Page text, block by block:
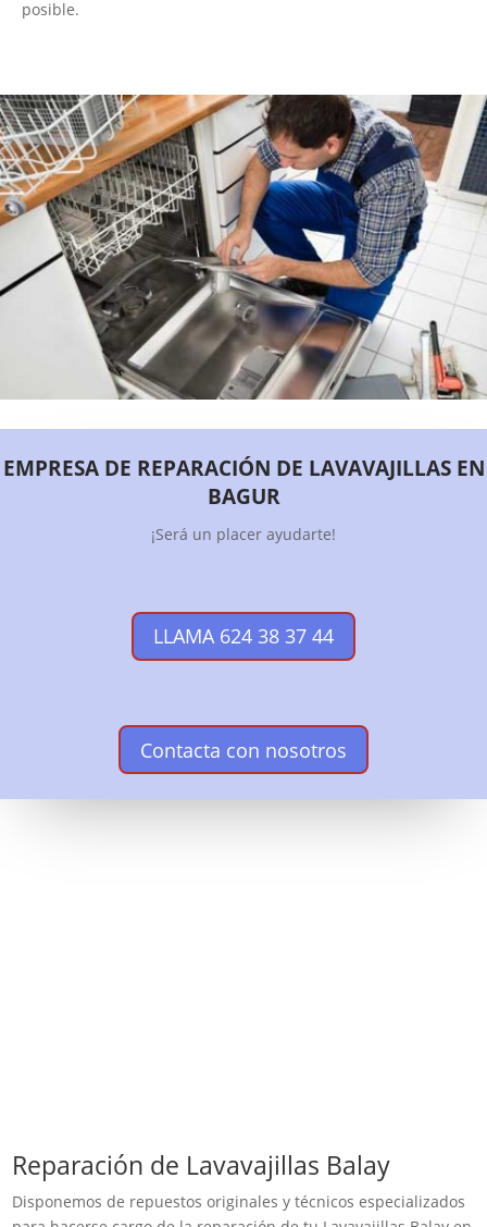
posible.
EMPRESA DE REPARACIÓN DE LAVAVAJILLAS EN
BAGUR
¡Será un placer ayudarte!
LLAMA 624 38 37 44
Contacta con nosotros
Reparación de Lavavajillas Balay
Disponemos de repuestos originales y técnicos especializados